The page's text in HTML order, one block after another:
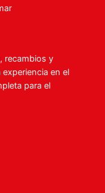
recambios y
en el
para el